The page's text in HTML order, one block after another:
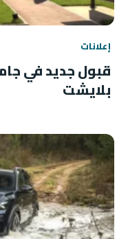
إعلانات
قبول جديد في
بلايشت